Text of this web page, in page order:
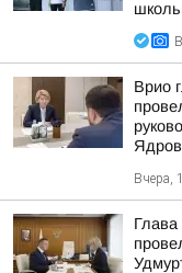
Врио
Вчера,